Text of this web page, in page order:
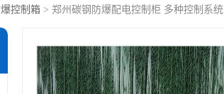
爆控制箱 > 郑州碳钢防爆配电控制柜 多种控制系统